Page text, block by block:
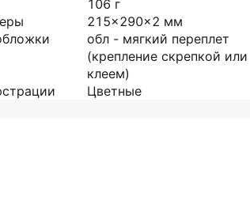
106 г
215x290x2 мм
обл - мягкий переплет
(крепление скрепкой или
клеем)
Цветные